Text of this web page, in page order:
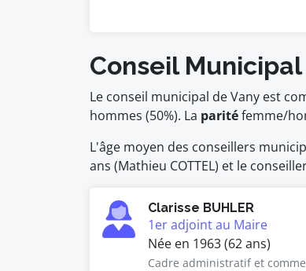
Conseil
Le conseil municipal de Vany est
hommes (50%). La paritéfemme/
L'âge moyen des conseillers
ans (Mathieu COTTEL) et le
Clarisse BUHLER
1er adjoint au Maire
Née en 1963 (62 ans)
Cadre administratif et